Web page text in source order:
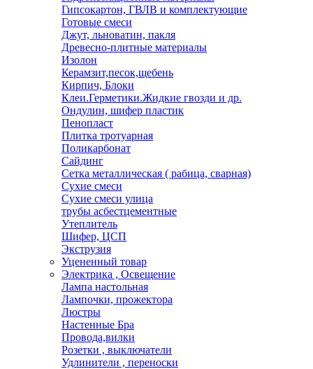
Гипсокартон, ГВЛВ и комплектующие
Готовые смеси
Джут, льноватин, пакля
Древесно-плитные материалы
Изолон
Керамзит,песок,щебень
Кирпич, Блоки
Клеи.Герметики.Жидкие гвозди и др.
Ондулин, шифер пластик
Пенопласт
Плитка тротуарная
Поликарбонат
Сайдинг
Сетка металлическая ( рабица, сварная)
Сухие смеси
Сухие смеси улица
трубы асбестцементные
Утеплитель
Шифер, ЦСП
Экструзия
Уцененный товар
Электрика , Освещение
Лампа настольная
Лампочки, прожектора
Люстры
Настенные Бра
Провода,вилки
Розетки , выключатели
Удлинители , переноски